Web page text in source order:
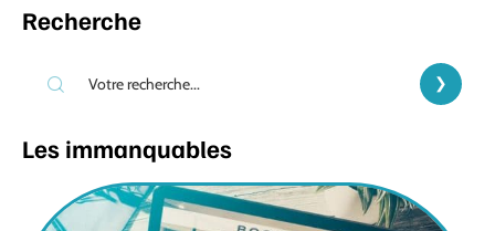
Recherche
Les immanquables